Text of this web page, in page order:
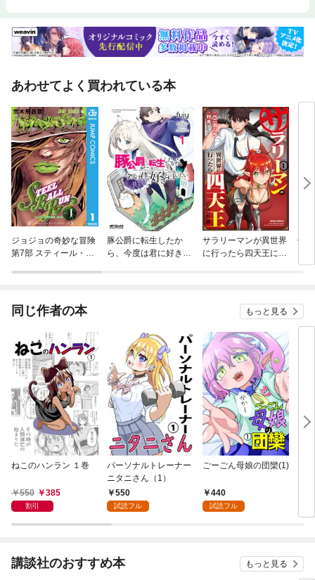
あわせてよく買われている本
ジョジョの奇妙な冒険
第7部 スティール・ボ
豚公爵に転生したか
ら、今度は君に好きと
サラリーマンが異世界
に行ったら四天王にな
僕
同じ作者の本 もっと見る
ねこのハンラン １巻
550 385
割引
パーソナルトレーナー
ニタニさん（1）
550
試読フル
ごーごん母娘の団欒(1)
440
試読フル
講談社のおすすめ本 もっと見る